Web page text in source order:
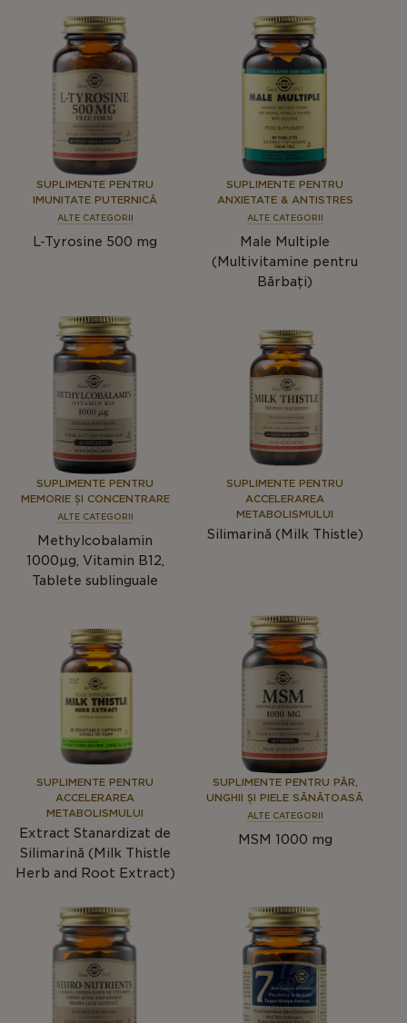
SUPLIMENTE PENTRU
IMUNITATE PUTERNICĂ
ALTE CATEGORII
L-Tyrosine 500 mg
SUPLIMENTE PENTRU
ANXIETATE & ANTISTRES
ALTE CATEGORII
Male Multiple
(Multivitamine pentru
Bărbați)
SUPLIMENTE PENTRU
MEMORIE ȘI CONCENTRARE
ALTE CATEGORII
Methylcobalamin
1000μg, Vitamin B12,
Tablete sublinguale
SUPLIMENTE PENTRU
ACCELERAREA
METABOLISMULUI
Silimarină (Milk Thistle)
SUPLIMENTE PENTRU
ACCELERAREA
METABOLISMULUI
Extract Stanardizat de
Silimarină (Milk Thistle
Herb and Root Extract)
SUPLIMENTE PENTRU PĂR,
UNGHII ȘI PIELE SĂNĂTOASĂ
ALTE CATEGORII
MSM 1000 mg